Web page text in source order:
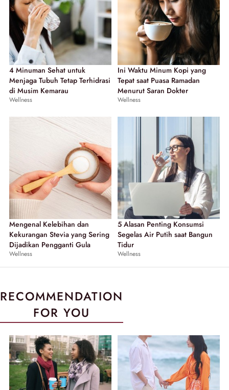
4 Minuman Sehat untuk
Menjaga Tubuh Tetap Terhidrasi
di Musim Kemarau
Wellness
Ini Waktu Minum Kopi yang
Tepat saat Puasa Ramadan
Menurut Saran Dokter
Wellness
Mengenal Kelebihan dan
Kekurangan Stevia yang Sering
Dijadikan Pengganti Gula
Wellness
5 Alasan Penting Konsumsi
Segelas Air Putih saat Bangun
Tidur
Wellness
RECOMMENDATION
FOR YOU